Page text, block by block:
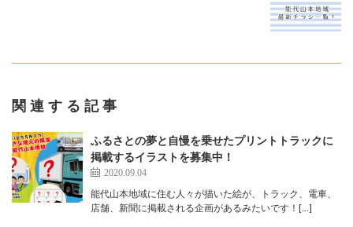
関連する記事
ふるさとの夢と自慢を乗せたプリントトラックに
掲載するイラストを募集中！
2020.09.04
能代山本地域に住む人々が描いた絵が、トラック、電車、
店舗、新聞に掲載される企画があるみたいです！[…]